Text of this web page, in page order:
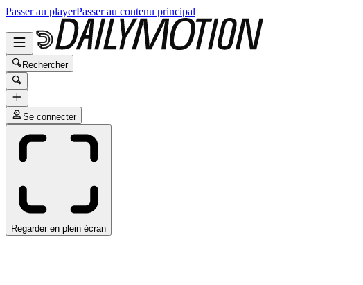
Passer au playerPasser au contenu principal
Rechercher
Se connecter
Regarder en plein écran